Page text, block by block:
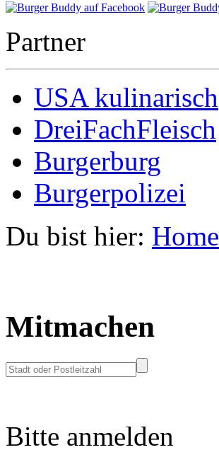
Partner
USA kulinarisch
DreiFachFleisch
Burgerburg
Burgerpolizei
Du bist hier: Home
Mitmachen
Bitte anmelden